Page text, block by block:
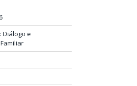
Diálogo e